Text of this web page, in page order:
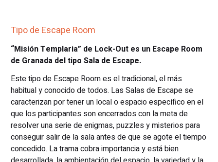
Tipo de Escape Room
“Misión Templaria” de Lock-Out es un Escape Room
de Granada del tipo Sala de Escape.
Este tipo de Escape Room es el tradicional, el más
habitual y conocido de todos. Las Salas de Escape se
caracterizan por tener un local o espacio específico en el
que los participantes son encerrados con la meta de
resolver una serie de enigmas, puzzles y misterios para
conseguir salir de la sala antes de que se agote el tiempo
concedido. La trama cobra importancia y está bien